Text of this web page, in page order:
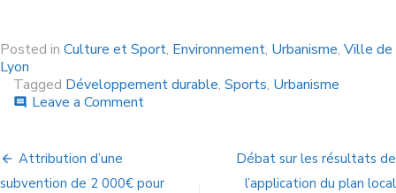
Posted in Culture et Sport, Environnement, Urbanisme, Ville de
Lyon
Tagged Développement durable, Sports, Urbanisme
comment Leave a Comment
Attribution d’une
subvention de 2 000€ pour
Débat sur les résultats de
l’application du plan local